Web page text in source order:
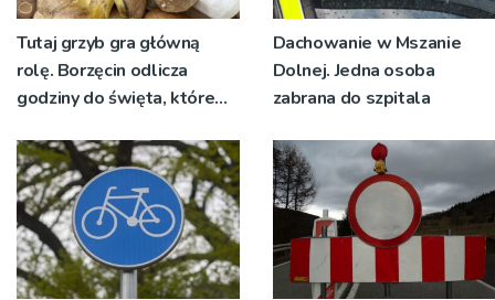
Tutaj grzyb gra główną
rolę. Borzęcin odlicza
godziny do święta, które
pokoleń
Dachowanie w Mszanie
Dolnej. Jedna osoba
zabrana do szpitala